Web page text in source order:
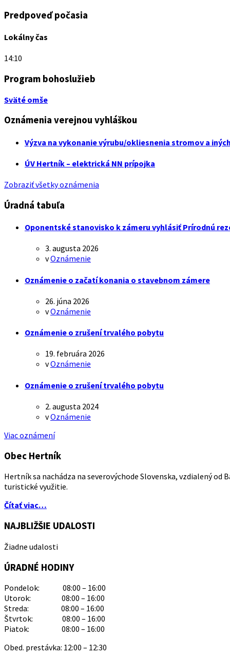
Predpoveď počasia
Lokálny čas
14:10
Program bohoslužieb
Sväté omše
Oznámenia verejnou vyhláškou
Výzva na vykonanie výrubu/okliesnenia stromov a
ÚV Hertník – elektrická NN prípojka
Zobraziť všetky oznámenia
Úradná tabuľa
Oponentské stanovisko k zámeru vyhlásiť Prírodnú
3. augusta 2026
vOznámenie
Oznámenie o začatí konania o stavebnom zámere
26. júna 2026
vOznámenie
Oznámenie o zrušení trvalého pobytu
19. februára 2026
vOznámenie
Oznámenie o zrušení trvalého pobytu
2. augusta 2024
vOznámenie
Viac oznámení
Obec Hertník
Hertník sa nachádza na severovýchode Slovenska, vzdialený
turistické využitie.
Čítať viac…
NAJBLIŽŠIE UDALOSTI
Žiadne udalosti
ÚRADNÉ HODINY
Pondelok: 08:00 – 16:00
Utorok: 08:00 – 16:00
Streda: 08:00 – 16:00
Štvrtok: 08:00 – 16:00
Piatok: 08:00 – 16:00
Obed. prestávka: 12:00 – 12:30